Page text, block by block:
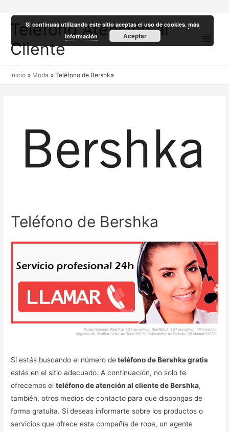
Teléfono Atención al
Cliente
Inicio Moda Teléfono de Bershka
Teléfono de Bershka
Si estás buscando el número deteléfono de Bershka gratis
estás en el sitio adecuado. A continuación, no solo te
ofrecemos elteléfono de atención al cliente de Bershka,
también, otros medios de contacto para que dispongas de
forma gratuita. Si deseas informarte sobre los productos o
servicios que ofrece esta compañía de ropa, un agente
Si continuas utilizando este sitio aceptas el uso de cookies.más
información
Aceptar